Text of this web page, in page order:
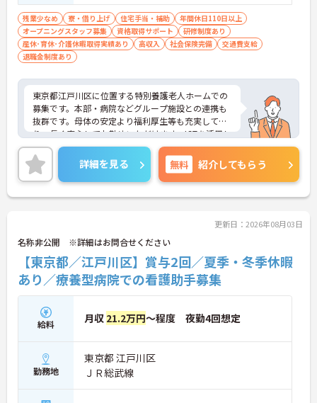
残業少なめ 寮・借り上げ 住宅手当・補助
年間休日110日以上
オープニングスタッフ募集
資格取得サポート
研修制度あり
産休･育休･介護休暇取得実績あり
高収入 社会保険完備
交通費支給
退職金制度あり
東京都江戸川区に位置する特別養護老人ホームでの
募集です。本部・病院などグループ施設との連携も
抜群です。母体の安定より福利厚生等も充実してお
り、長く安心してお勤めいただけます。ICTを活用し
た職員の負担軽減や、最先端の調理システムを導入
しており、働きやすい環境が整っています。
ご興味のある方には、面接対策ポイントなど、さら
に詳細をお話しいたしますので、お気軽にご相談く
ださい。
詳細を見る 無料 紹介してもらう
更新日：2026年08月03日
名称非公開 ※詳細はお問合せください
【東京都／江戸川区】賞与2回／夏季・冬季休暇
あり／療養型病院での看護助手募集
給料 月収 21.2万円～程度 夜勤4回想定
勤務地
東京都 江戸川区
ＪＲ総武線